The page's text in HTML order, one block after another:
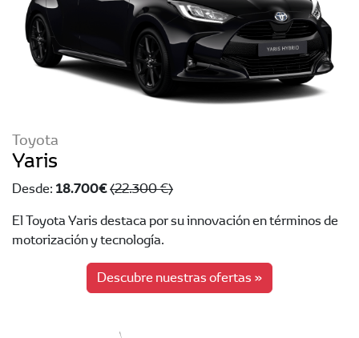
Toyota
Yaris
Desde: 18.700 €(22.300 €)
El Toyota Yaris destaca por su innovación en términos de
motorización y tecnología.
Descubre nuestras ofertas »